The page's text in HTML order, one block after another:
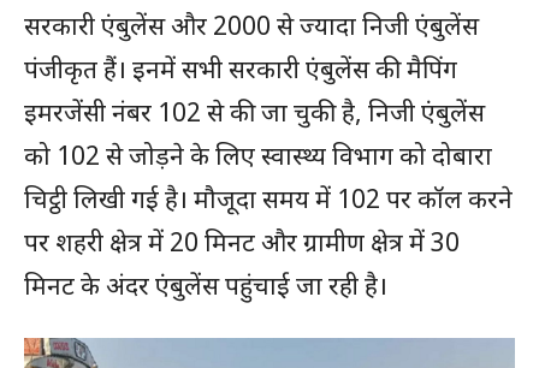
सरकारी एंबुलेंस और 2000 से ज्यादा निजी एंबुलेंस
पंजीकृत हैं। इनमें सभी सरकारी एंबुलेंस की मैपिंग
इमरजेंसी नंबर 102 से की जा चुकी है, निजी एंबुलेंस
को 102 से जोड़ने के लिए स्वास्थ्य विभाग को दोबारा
चिट्ठी लिखी गई है। मौजूदा समय में 102 पर कॉल करने
पर शहरी क्षेत्र में 20 मिनट और ग्रामीण क्षेत्र में 30
मिनट के अंदर एंबुलेंस पहुंचाई जा रही है।